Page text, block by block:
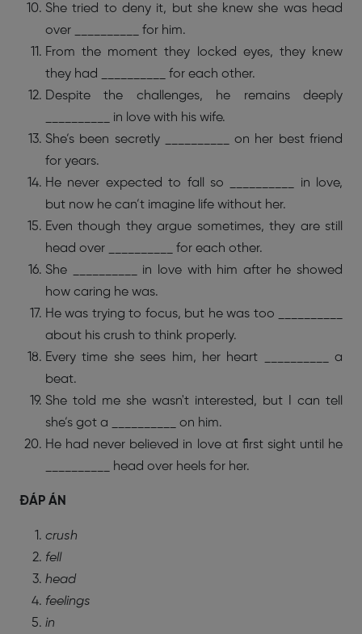
She tried to deny it, but she knew she was head
over __________ for him.
From the moment they locked eyes, they knew
they had __________ for each other.
Despite the challenges, he remains deeply
__________ in love with his wife.
She’s been secretly __________ on her best friend
for years.
He never expected to fall so __________ in love,
but now he can’t imagine life without her.
Even though they argue sometimes, they are still
head over __________ for each other.
She __________ in love with him after he showed
how caring he was.
He was trying to focus, but he was too __________
about his crush to think properly.
Every time she sees him, her heart __________ a
beat.
She told me she wasn't interested, but I can tell
she’s got a __________ on him.
He had never believed in love at first sight until he
__________ head over heels for her.
ĐÁP ÁN
crush
fell
head
feelings
in